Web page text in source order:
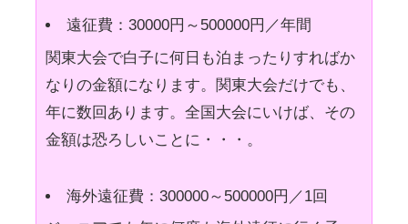
遠征費：30000円～500000円／年間
関東大会で白子に何日も泊まったりすればか
なりの金額になります。関東大会だけでも、
年に数回あります。全国大会にいけば、その
金額は恐ろしいことに・・・。
海外遠征費：300000～500000円／1回